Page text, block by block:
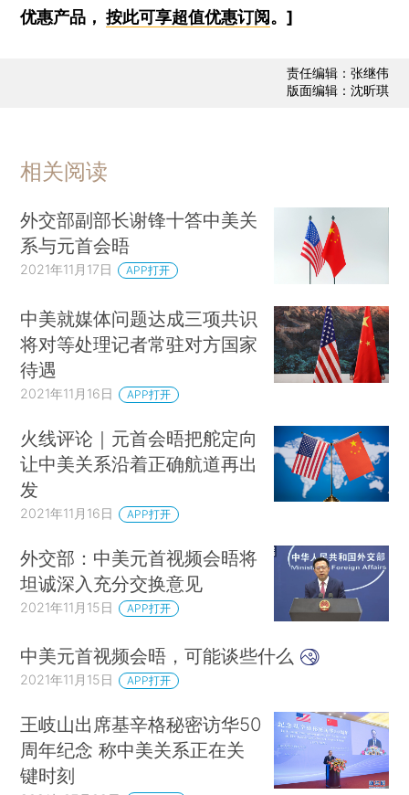
优惠产品，按此可享超值优惠订阅。]
责任编辑：张继伟
版面编辑：沈昕琪
相关阅读
外交部副部长谢锋十答中美关
系与元首会晤
2021年11月17日 APP打开
中美就媒体问题达成三项共识
将对等处理记者常驻对方国家
待遇
2021年11月16日 APP打开
火线评论｜元首会晤把舵定向
让中美关系沿着正确航道再出
发
2021年11月16日 APP打开
外交部：中美元首视频会晤将
坦诚深入充分交换意见
2021年11月15日 APP打开
中美元首视频会晤，可能谈些什么
2021年11月15日 APP打开
王岐山出席基辛格秘密访华50
周年纪念 称中美关系正在关
键时刻